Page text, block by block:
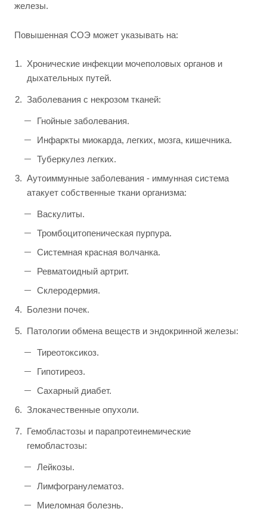
железы.
Повышенная СОЭ может указывать на:
Хронические инфекции мочеполовых органов и
дыхательных путей.
Заболевания с некрозом тканей:
Гнойные заболевания.
Инфаркты миокарда, легких, мозга, кишечника.
Туберкулез легких.
Аутоиммунные заболевания - иммунная система
атакует собственные ткани организма:
Васкулиты.
Тромбоцитопеническая пурпура.
Системная красная волчанка.
Ревматоидный артрит.
Склеродермия.
Болезни почек.
Патологии обмена веществ и эндокринной железы:
Тиреотоксикоз.
Гипотиреоз.
Сахарный диабет.
Злокачественные опухоли.
Гемобластозы и парапротеинемические
гемобластозы:
Лейкозы.
Лимфогранулематоз.
Миеломная болезнь.